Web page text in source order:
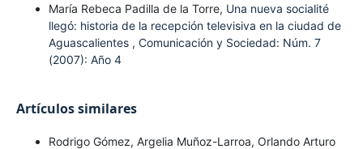
María Rebeca Padilla de la Torre, Una nueva socialité
llegó: historia de la recepción televisiva en la ciudad de
Aguascalientes , Comunicación y Sociedad: Núm. 7
(2007): Año 4
Artículos similares
Rodrigo Gómez, Argelia Muñoz-Larroa, Orlando Arturo